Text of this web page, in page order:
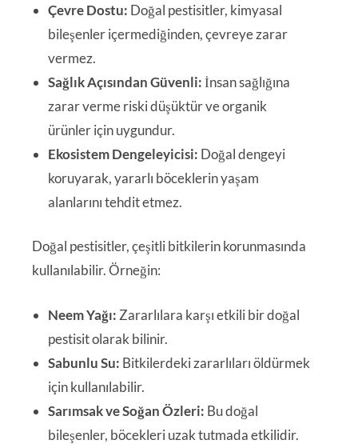
Çevre Dostu: Doğal pestisitler, kimyasal
bileşenler içermediğinden, çevreye zarar
vermez.
Sağlık Açısından Güvenli:İnsan sağlığına
zarar verme riski düşüktür ve organik
ürünler için uygundur.
Ekosistem Dengeleyicisi: Doğal dengeyi
koruyarak, yararlı böceklerin yaşam
alanlarını tehdit etmez.
Doğal pestisitler, çeşitli bitkilerin korunmasında
kullanılabilir. Örneğin:
Neem Yağı: Zararlılara karşı etkili bir doğal
pestisit olarak bilinir.
Sabunlu Su: Bitkilerdeki zararlıları öldürmek
için kullanılabilir.
Sarımsak ve Soğan Özleri: Bu doğal
bileşenler, böcekleri uzak tutmada etkilidir.